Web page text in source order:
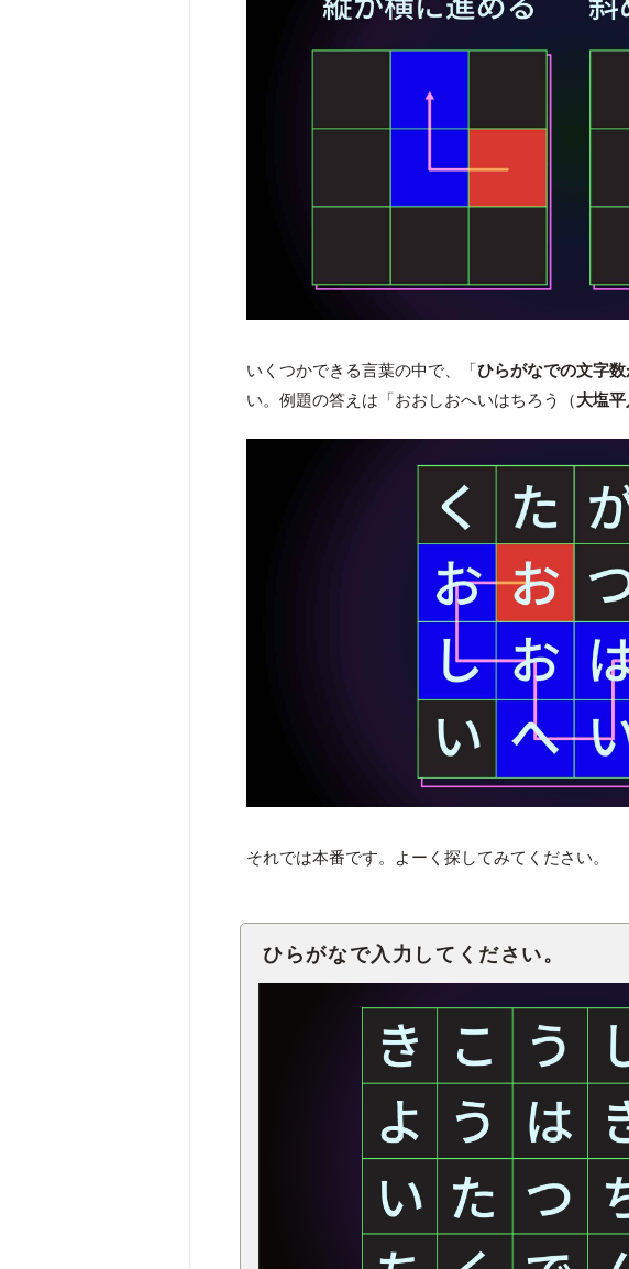
いくつかできる言葉の中で、「ひらがなでの文字数
い。例題の答えは「おおしおへいはちろう（大塩
それでは本番です。よーく探してみてください。
ひらがなで入力してください。